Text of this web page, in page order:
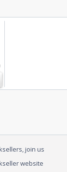
join us
website